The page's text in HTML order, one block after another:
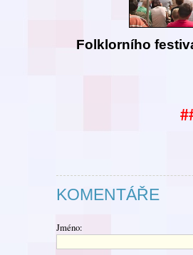
Folklorního
KOMENTÁŘE
Jméno: